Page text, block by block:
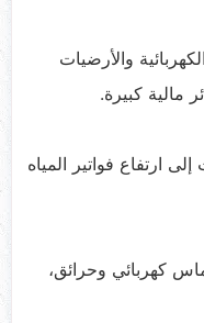
والأرضيات
كبيرة.
ارتفاع فواتير المياه
كهربائي وحرائق،